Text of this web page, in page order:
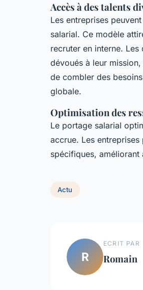
Accès à des talents
Les entreprises
salarial. Ce modèle
recruter en interne.
dévoués à leur
de combler des
globale.
Optimisation des
Le portage salarial
accrue. Les
spécifiques,
Actu
R
ECRIT PAR
Romain